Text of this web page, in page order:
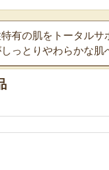
有の肌をトータルサ
っとりやわらかな肌
手塩にかけて育て
メロン！イギリス
種メロンの血をひ
ンの王様」とも呼
メロンを農園より
などの贈答用にも
。
新
梨
実
に
い
す